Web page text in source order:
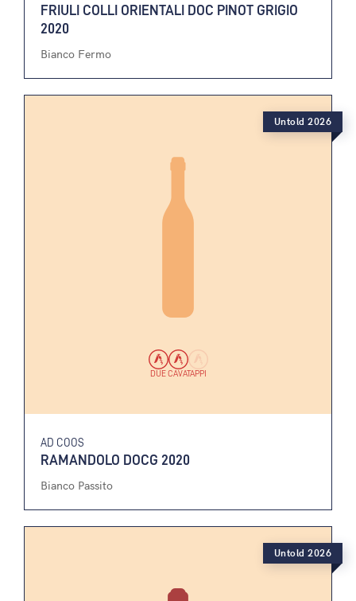
FRIULI COLLI ORIENTALI DOC PINOT GRIGIO
2020
Bianco Fermo
DUE CAVATAPPI
AD COOS
RAMANDOLO DOCG 2020
Bianco Passito
Untold 2026
Untold 2026